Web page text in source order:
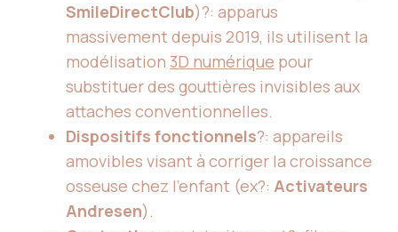
SmileDirectClub)?: apparus
massivement depuis 2019, ils utilisent la
modélisation 3D numérique pour
substituer des gouttières invisibles aux
attaches conventionnelles.
Dispositifs fonctionnels?: appareils
amovibles visant à corriger la croissance
osseuse chez l’enfant (ex?: Activateurs
Andresen).